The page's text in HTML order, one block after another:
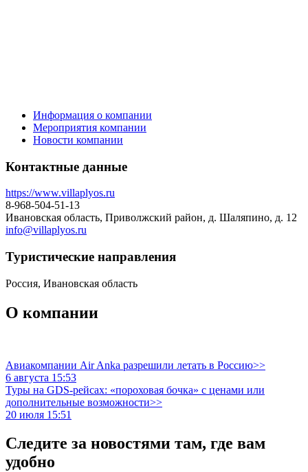
Информация о компании
Мероприятия компании
Новости компании
Контактные данные
https://www.villaplyos.ru
8-968-504-51-13
Ивановская область, Приволжский район, д. Шаляпино, д. 12
info@villaplyos.ru
Туристическиe направления
Россия, Ивановская область
О компании
Авиакомпании Air Anka разрешили летать в Россию>>
6 августа 15:53
Туры на GDS-рейсах: «пороховая бочка» с ценами или
дополнительные возможности>>
20 июля 15:51
Следите за новостями там, где вам
удобно